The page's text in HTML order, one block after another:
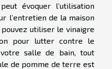
évoquer l’utilisation
l’entretien de la maison
utiliser le vinaigre
pour lutter contre le
salle de bain, tout
de pomme de terre est